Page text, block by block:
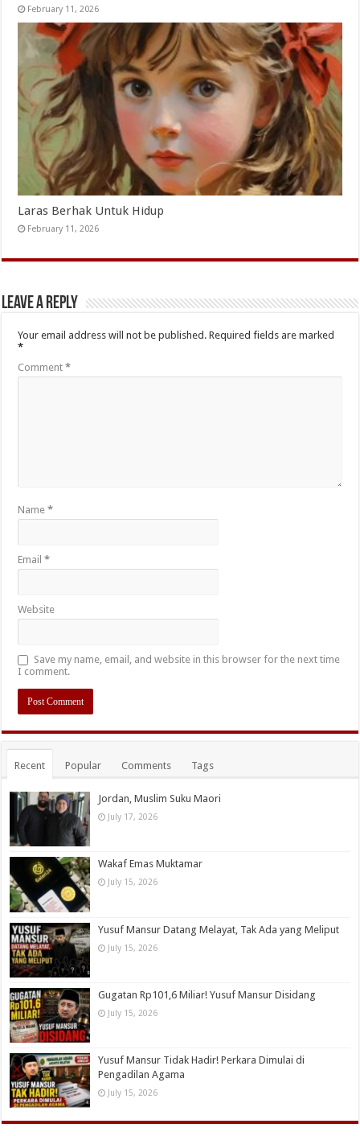
February 11, 2026
Laras Berhak Untuk Hidup
February 11, 2026
Leave a Reply
Your email address will not be published. Required fields are marked
*
Comment*
Name*
Email*
Website
Save my name, email, and website in this browser for the next time
I comment.
Recent Popular Comments Tags
Jordan, Muslim Suku Maori
July 17, 2026
Wakaf Emas Muktamar
July 15, 2026
Yusuf Mansur Datang Melayat, Tak Ada yang Meliput
July 15, 2026
Gugatan Rp101,6 Miliar! Yusuf Mansur Disidang
July 15, 2026
Yusuf Mansur Tidak Hadir! Perkara Dimulai di
Pengadilan Agama
July 15, 2026